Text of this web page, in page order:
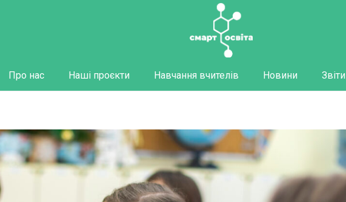
Про нас Наші проєкти Навчання вчителів Новини Звіти